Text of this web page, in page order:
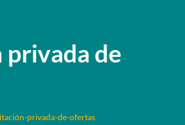
de
privada-de-ofertas